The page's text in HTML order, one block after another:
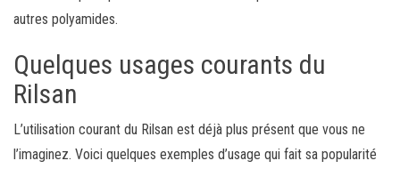
autres polyamides.
Quelques usages courants du
Rilsan
L’utilisation courant du Rilsan est déjà plus présent que vous ne
l’imaginez. Voici quelques exemples d’usage qui fait sa popularité